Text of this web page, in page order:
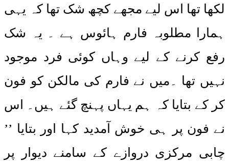
لکھا تھا اس لیے مجھے کچھ شک تھا کہ یہی
ہمارا مطلوبہ فارم ہائوس ہے ۔ یہ شک
رفع کرنے کے لیے وہاں کوئی فرد موجود
نہیں تھا ۔میں نے فارم کی مالکن کو فون
کر کے بتایا کہ ہم یہاں پہنچ گئے ہیں۔ اس
نے فون پر ہی خوش آمدید کہا اور بتایا ’’
چابی مرکزی دروازے کے سامنے دیوار پر